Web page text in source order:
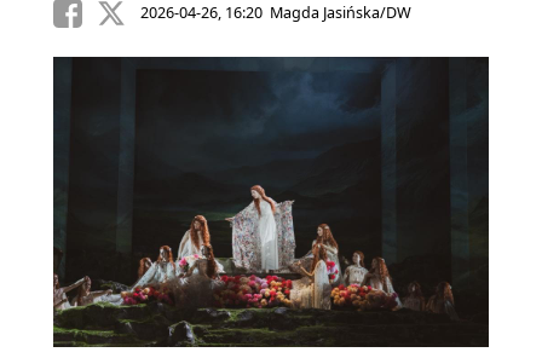
2026-04-26, 16:20 Magda Jasińska/DW